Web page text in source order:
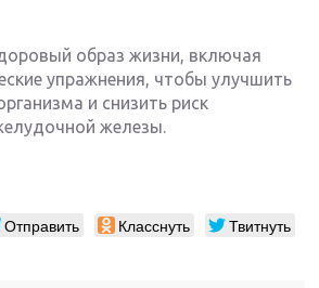
образ жизни, включая
упражнения, чтобы улучшить
и снизить риск
железы.
Отправить Класснуть Твитнуть